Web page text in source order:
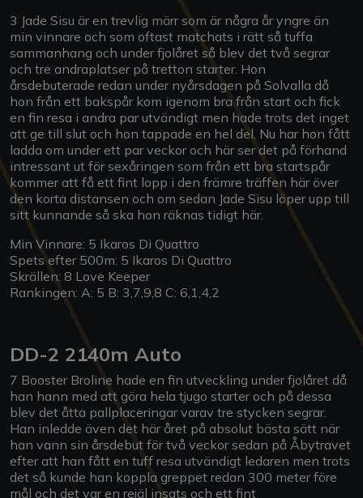
3 Jade Sisu är en trevlig märr som är några år yngre än
min vinnare och som oftast matchats i rätt så tuffa
sammanhang och under fjolåret så blev det två segrar
och tre andraplatser på tretton starter. Hon
årsdebuterade redan under nyårsdagen på Solvalla då
hon från ett bakspår kom igenom bra från start och fick
en fin resa i andra par utvändigt men hade trots det inget
att ge till slut och hon tappade en hel del. Nu har hon fått
ladda om under ett par veckor och här ser det på förhand
intressant ut för sexåringen som från ett bra startspår
kommer att få ett fint lopp i den främre träffen här över
den korta distansen och om sedan Jade Sisu löper upp till
sitt kunnande så ska hon räknas tidigt här.
Min Vinnare: 5 Ikaros Di Quattro
Spets efter 500m: 5 Ikaros Di Quattro
Skrällen: 8 Love Keeper
Rankingen: A: 5 B: 3,7,9,8 C: 6,1,4,2
DD-2 2140m Auto
7 Booster Broline hade en fin utveckling under fjolåret då
han hann med att göra hela tjugo starter och på dessa
blev det åtta pallplaceringar varav tre stycken segrar.
Han inledde även det här året på absolut bästa sätt när
han vann sin årsdebut för två veckor sedan på Åbytravet
efter att han fått en tuff resa utvändigt ledaren men trots
det så kunde han koppla greppet redan 300 meter före
mål och det var en rejäl insats och ett fint